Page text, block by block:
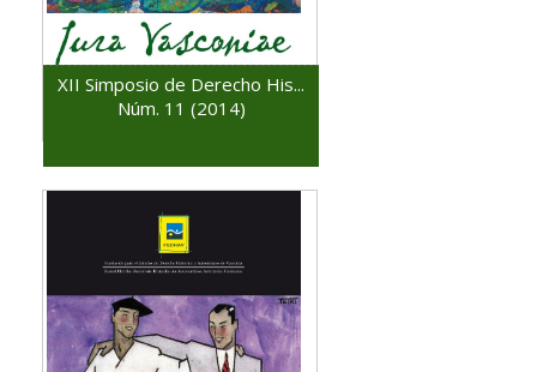
XII Simposio de Derecho His...
Núm. 11 (2014)